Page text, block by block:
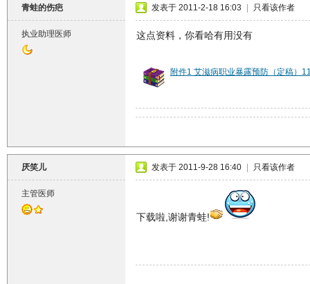
青蛙的伤疤
执业助理医师
发表于 2011-2-18 16:03 只看该作者
这点资料，你看哈有用没有
附件1 艾滋病职业暴露预防（定稿）
厌笑儿
主管医师
发表于 2011-9-28 16:40 只看该作者
下载啦,谢谢青蛙!